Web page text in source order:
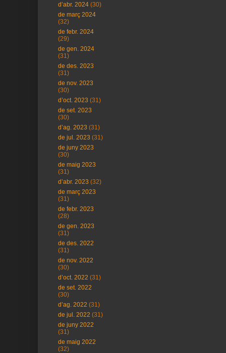
d’abr. 2024 (30)
de març 2024
(32)
de febr. 2024
(29)
de gen. 2024
(31)
de des. 2023
(31)
de nov. 2023
(30)
d’oct. 2023 (31)
de set. 2023
(30)
d’ag. 2023 (31)
de jul. 2023 (31)
de juny 2023
(30)
de maig 2023
(31)
d’abr. 2023 (32)
de març 2023
(31)
de febr. 2023
(28)
de gen. 2023
(31)
de des. 2022
(31)
de nov. 2022
(30)
d’oct. 2022 (31)
de set. 2022
(30)
d’ag. 2022 (31)
de jul. 2022 (31)
de juny 2022
(31)
de maig 2022
(32)